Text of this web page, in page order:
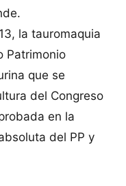
la tauromaquia
Patrimonio
que se
del Congreso
en la
del PP y